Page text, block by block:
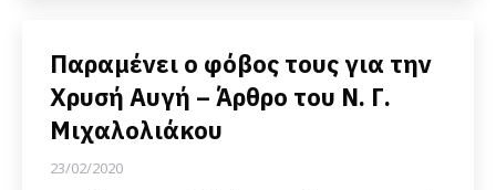
Παραμένει ο φόβος τους για την
Χρυσή Αυγή – Άρθρο του Ν. Γ.
Μιχαλολιάκου
23/02/2020